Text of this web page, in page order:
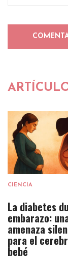
CIENCIA
La diabetes
embarazo:
amenaza
para el
bebé